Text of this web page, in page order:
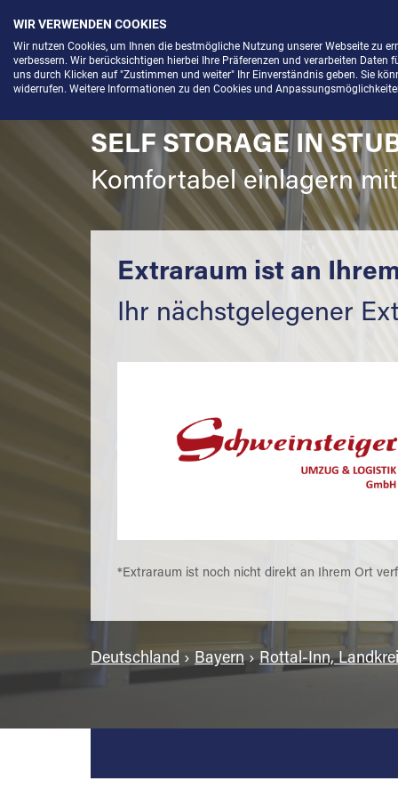
Menü
SELF STORAGE IN
Komfortabel einlagern
Extraraum ist an
Ihr nächstgelegener
*Extraraum ist noch nicht direkt an Ihrem Ort
Deutschland › Bayern›Rottal-Inn,
WIR VERWENDEN COOKIES
Wir nutzen Cookies, um Ihnen die bestmögliche Nutzung unserer Webseite zu
verbessern. Wir berücksichtigen hierbei Ihre Präferenzen und verarbeiten
uns durch Klicken auf "Zustimmen und weiter" Ihr Einverständnis geben. Sie
widerrufen. Weitere Informationen zu den Cookies und